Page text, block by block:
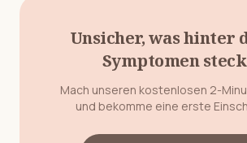
Unsicher, was hinter
Symptomen
Mach unseren kostenlosen 2-
und bekomme eine erste